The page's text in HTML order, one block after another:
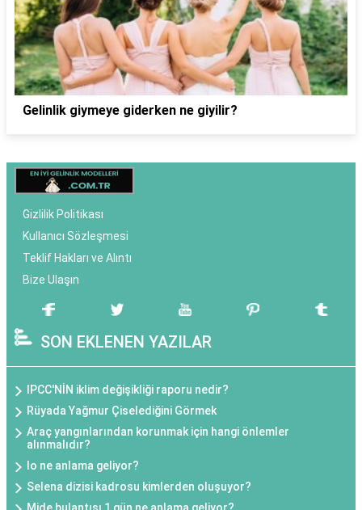
Gelinlik giymeye giderken ne giyilir?
Gizlilik Politikası
Kullanıcı Sözleşmesi
Teklif Hakları ve Alıntı
Bize Ulaşın
SON EKLENEN YAZILAR
IPCC'NİN iklim değişikliği raporu nedir?
Rüyada Yağmur Çiselediğini Görmek
Araç yangınlarından korunmak için hangi önlemler
alınmalıdır?
Io ne anlama geliyor?
Selena dizisi kadrosu kimlerden oluşuyor?
Mide bulantısı 1 gün ne anlama geliyor?